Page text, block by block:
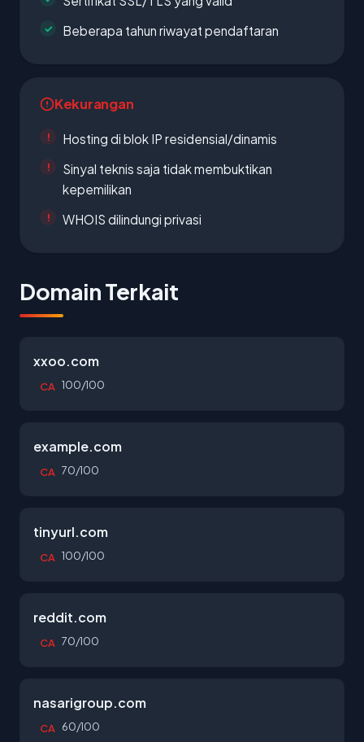
Beberapa tahun riwayat pendaftaran
Kekurangan
Hosting di blok IP residensial/dinamis
Sinyal teknis saja tidak membuktikan
kepemilikan
WHOIS dilindungi privasi
Domain Terkait
xxoo.com
CA 100/100
example.com
CA 70/100
tinyurl.com
CA 100/100
reddit.com
CA 70/100
nasarigroup.com
CA 60/100